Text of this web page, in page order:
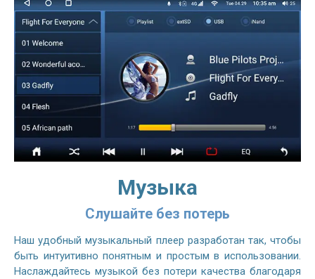
Музыка
Слушайте без потерь
Наш удобный музыкальный плеер разработан так, чтобы
быть интуитивно понятным и простым в использовании.
Наслаждайтесь музыкой без потери качества благодаря